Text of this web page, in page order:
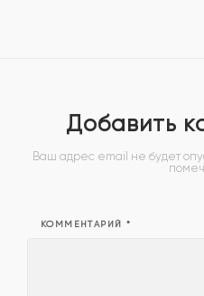
Добавить
Ваш адрес email не будет
КОММЕНТАРИЙ *